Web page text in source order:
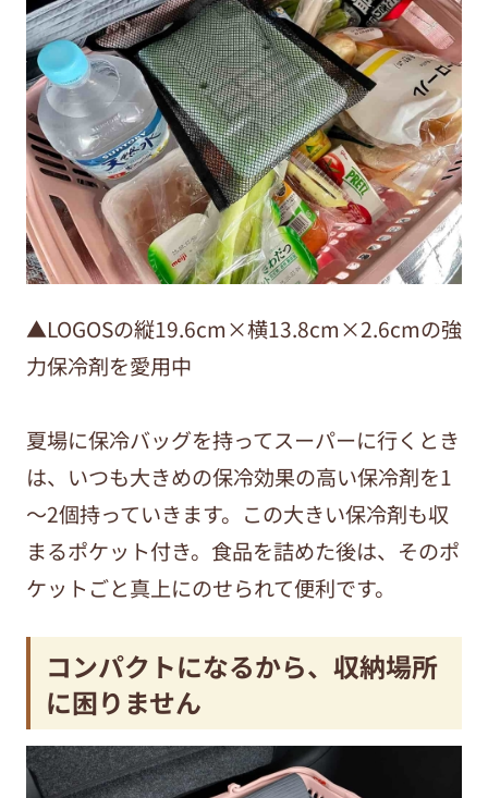
▲LOGOSの縦19.6cm×横13.8cm×2.6cmの強
力保冷剤を愛用中
夏場に保冷バッグを持ってスーパーに行くとき
は、いつも大きめの保冷効果の高い保冷剤を1
～2個持っていきます。この大きい保冷剤も収
まるポケット付き。食品を詰めた後は、そのポ
ケットごと真上にのせられて便利です。
コンパクトになるから、収納場所
に困りません